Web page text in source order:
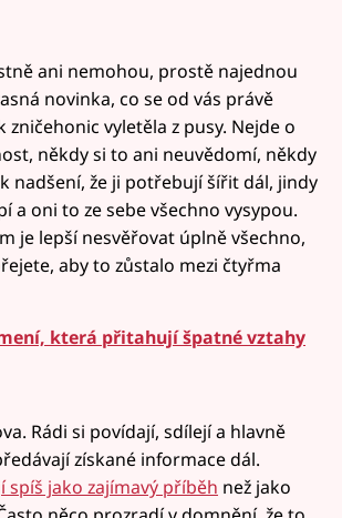
ani nemohou, prostě najednou
novinka, co se od vás právě
zničehonic vyletěla z pusy. Nejde o
někdy si to ani neuvědomí, někdy
nadšení, že ji potřebují šířit dál, jindy
a oni to ze sebe všechno vysypou.
je lepší nesvěřovat úplně všechno,
aby to zůstalo mezi čtyřma
která přitahují špatné vztahy
Rádi si povídají, sdílejí a hlavně
získané informace dál.
spíš jako zajímavý příběh než jako